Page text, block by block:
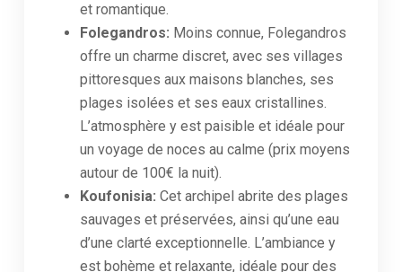
et romantique.
Folegandros: Moins connue, Folegandros
offre un charme discret, avec ses villages
pittoresques aux maisons blanches, ses
plages isolées et ses eaux cristallines.
L’atmosphère y est paisible et idéale pour
un voyage de noces au calme (prix moyens
autour de 100€ la nuit).
Koufonisia: Cet archipel abrite des plages
sauvages et préservées, ainsi qu’une eau
d’une clarté exceptionnelle. L’ambiance y
est bohème et relaxante, idéale pour des